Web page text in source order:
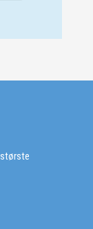
største